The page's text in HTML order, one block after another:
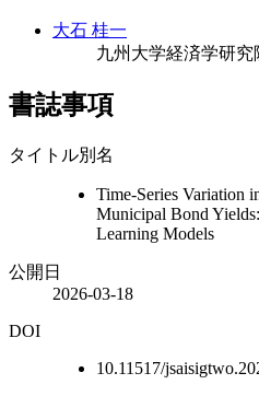
大石 桂一
九州大学経済学研究
書誌事項
タイトル別名
Time-Series Variation
Municipal Bond
Learning Models
公開日
2026-03-18
DOI
10.11517/